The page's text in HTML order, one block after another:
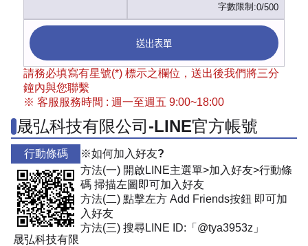
字數限制:0/500
送出表單
請務必填寫有星號(*) 標示之欄位，送出後我們將三分
鐘內與您聯繫
※ 客服服務時間 : 週一至週五 9:00~18:00
晟弘科技有限公司-LINE官方帳號
行動條碼
晟弘科技有限
※如何加入好友?
方法(一) 開啟LINE主選單>加入好友>行動條
碼 掃描左圖即可加入好友
方法(二) 點擊左方 Add Friends按鈕 即可加
入好友
方法(三) 搜尋LINE ID:「@tya3953z」